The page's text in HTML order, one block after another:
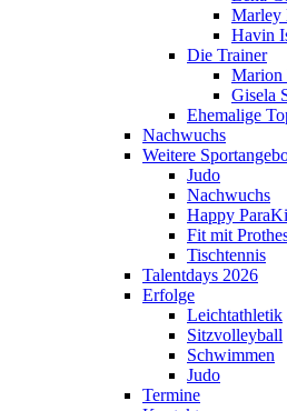
Marley
Havin
Die Trainer
Marion
Gisela
Ehemalige
Nachwuchs
Weitere
Judo
Nachwuchs
Happy
Fit mit
Tischtennis
Talentdays 2026
Erfolge
Leichtathletik
Sitzvolleyball
Schwimmen
Judo
Termine